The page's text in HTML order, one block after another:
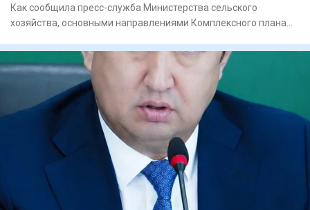
Как сообщила пресс-служба Минис­терства сельского
хозяйства, основными направлениями Комплекс­ного плана